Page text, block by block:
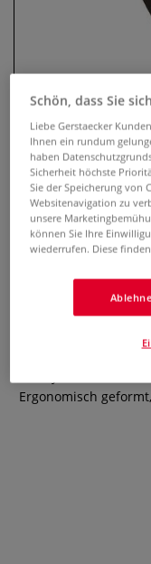
BIC®
Ergonomisch
Schön, dass Sie
Liebe Gerstaecker
Ihnen ein rundum
haben
Sicherheit höchste
Sie der Speicherung von
Websitenavigation zu
unsere
können Sie Ihre
wiederrufen. Diese